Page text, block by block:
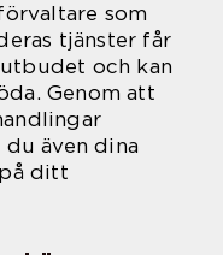
som
tjänster får
och kan
Genom att
även dina
ditt